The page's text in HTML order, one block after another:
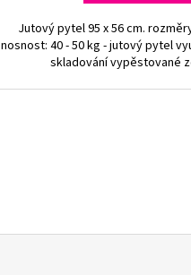
Jutový pytel 95 x 56 cm.
nosnost: 40 - 50 kg - jutový pytel
skladování vypěstované